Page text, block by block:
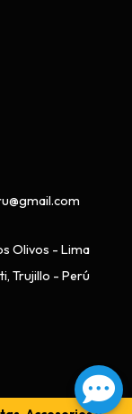
Olivos - Lima
Trujillo - Perú